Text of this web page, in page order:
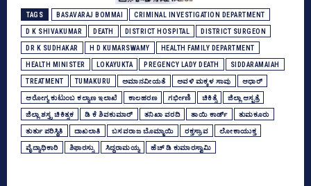
TAGS BASAVARAJ BOMMAI CRIMINAL INVESTIGATION DEPARTMENT
D K SHIVAKUMAR DEATH DISTRICT HOSPITAL DISTRICT SURGEON
DR K SUDHAKAR H D KUMARSWAMY HEALTH FAMILY DEPARTMENT
HEALTH MINISTER LOKAYUKTA PREGENCY LADY DEATH SIDDARAMAIAH
TREATMENT TUMAKURU ಅಮಾನವೀಯತೆ ಅವಳಿ ಮಕ್ಕಳ ಸಾವು ಆಧಾರ್
ಆರೋಗ್ಯ ಕುಟುಂಬ ಕಲ್ಯಾಣ ಇಲಾಖೆ ಕಾಲಹರಣ ಗರ್ಭೀಣಿ ಚಿಕಿತ್ಸೆ ಜಿಲ್ಲಾ ಆಸ್ಪತ್ರೆ
ಜಿಲ್ಲಾ ಶಸ್ತ್ರ ಚಿಕಿತ್ಸಕ ಡಿ ಕೆ ಶಿವಕುಮಾರ್ ತನಿಖಾ ವರದಿ ತಾಯಿ ಕಾರ್ಡ್‌ ತುಮಕೂರು
ತುರ್ತು ಪರಿಸ್ಥಿತಿ ದಾಖಲಾತಿ ಬಸವರಾಜ ಬೊಮ್ಮಾಯಿ ರಕ್ತಸ್ರಾವ ಲೋಕಾಯುಕ್ತ
ವೈದ್ಯಾಧಿಕಾರಿ ಶಿಫಾರಸ್ಸು ಸಿದ್ದರಾಮಯ್ಯ ಹೆಚ್‌ ಡಿ ಕುಮಾರಸ್ವಾಮಿ